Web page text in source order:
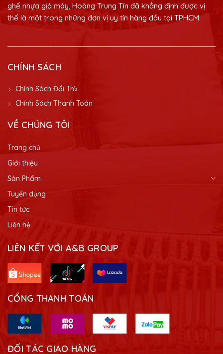
ghế nhựa giả mây, Hoàng Trung Tín đã khẳng định được vị
thế là một trong những đơn vị uy tín hàng đầu tại TPHCM.
CHÍNH SÁCH
Chính Sách Đổi Trả
Chính Sách Thanh Toán
VỀ CHÚNG TÔI
Trang chủ
Giới thiệu
Sản Phẩm
Tuyển dụng
Tin tức
Liên hệ
LIÊN KẾT VỚI A&B GROUP
CỔNG THANH TOÁN
ĐỐI TÁC GIAO HÀNG